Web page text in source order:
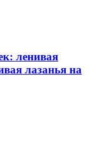
ленивая
лазанья на